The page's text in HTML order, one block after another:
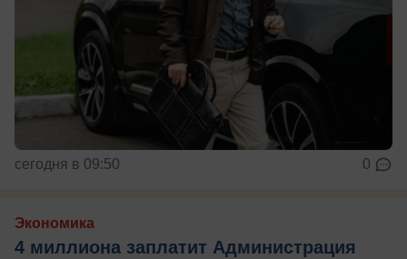
сегодня в 09:50 0
Экономика
4 миллиона заплатит Администрация